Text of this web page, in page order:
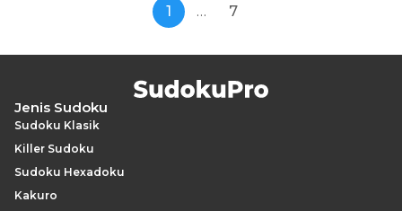
1 … 7
Jenis Sudoku
Sudoku Klasik
Killer Sudoku
Sudoku Hexadoku
Kakuro